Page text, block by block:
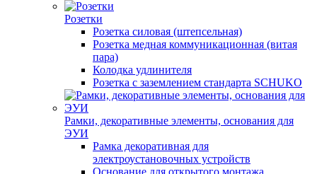
Розетки
Розетка силовая (штепсельная)
Розетка медная коммуникационная (витая
пара)
Колодка удлинителя
Розетка с заземлением стандарта SCHUKO
Рамки, декоративные элементы, основания для
ЭУИ
Рамка декоративная для
электроустановочных устройств
Основание для открытого монтажа